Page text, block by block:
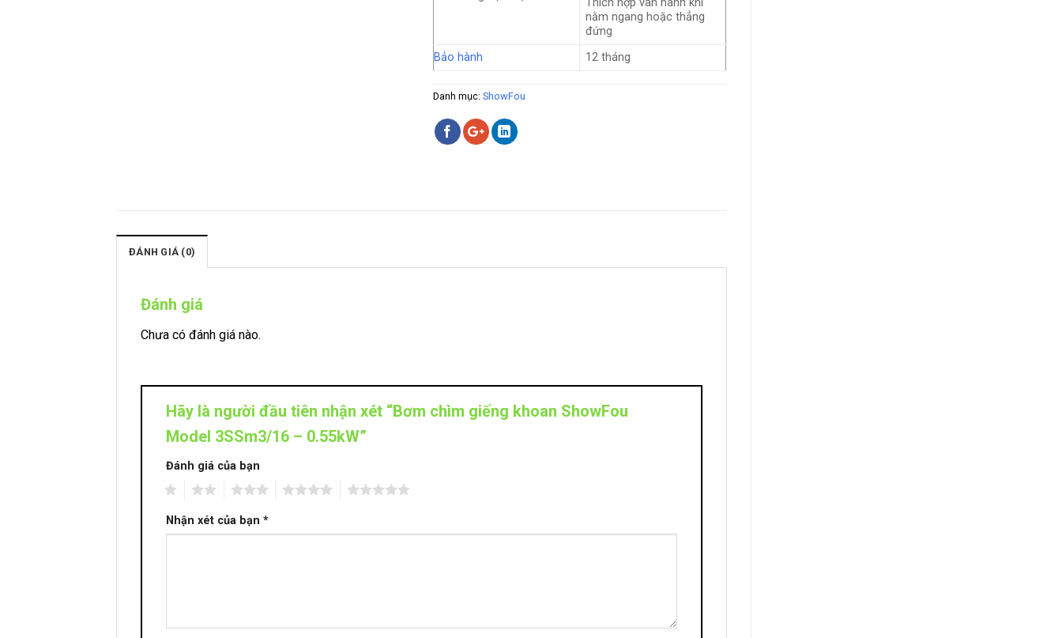
Thích hợp vân hành khi
nằm ngang hoặc thẳng
đứng
Bảo hành
12 tháng
Danh mục:ShowFou
ĐÁNH GIÁ (0)
Đánh giá
Chưa có đánh giá nào.
Hãy là người đầu tiên nhận xét “Bơm chìm giếng khoan ShowFou
Model 3SSm3/16 – 0.55kW”
Đánh giá của bạn
Nhận xét của bạn *